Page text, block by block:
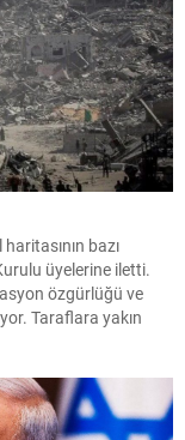
bazı
üyelerine iletti.
özgürlüğü ve
Taraflara yakın
yetkisini koruma